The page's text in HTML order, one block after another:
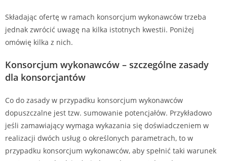
Składając ofertę w ramach konsorcjum wykonawców trzeba
jednak zwrócić uwagę na kilka istotnych kwestii. Poniżej
omówię kilka z nich.
Konsorcjum wykonawców – szczególne zasady
dla konsorcjantów
Co do zasady w przypadku konsorcjum wykonawców
dopuszczalne jest tzw. sumowanie potencjałów. Przykładowo
jeśli zamawiający wymaga wykazania się doświadczeniem w
realizacji dwóch usług o określonych parametrach, to w
przypadku konsorcjum wykonawców, aby spełnić taki warunek